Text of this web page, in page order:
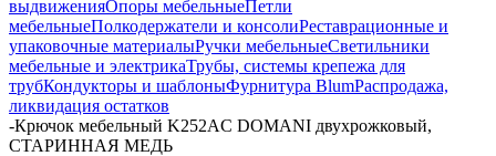
выдвиженияОпоры мебельныеПетли
мебельныеПолкодержатели и консолиРеставрационные и
упаковочные материалыРучки мебельныеСветильники
мебельные и электрикаТрубы, системы крепежа для
трубКондукторы и шаблоныФурнитура BlumРаспродажа,
ликвидация остатков
-Крючок мебельный K252AC DOMANI двухрожковый,
СТАРИННАЯ МЕДЬ